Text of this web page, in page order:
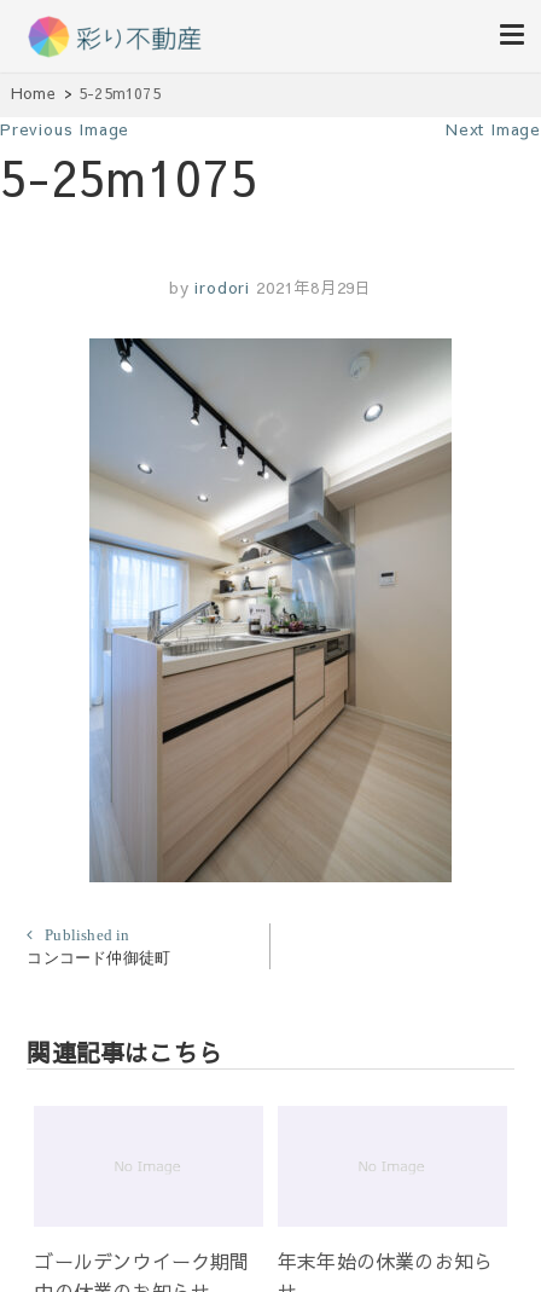
彩り不動産
Home 5-25m1075
Previous Image Next Image
5-25m1075
by irodori 2021年8月29日
投
稿
ゲ
Published in
コンコード仲御徒町
関連記事はこちら
ゴールデンウイーク期間
年末年始の休業のお知ら